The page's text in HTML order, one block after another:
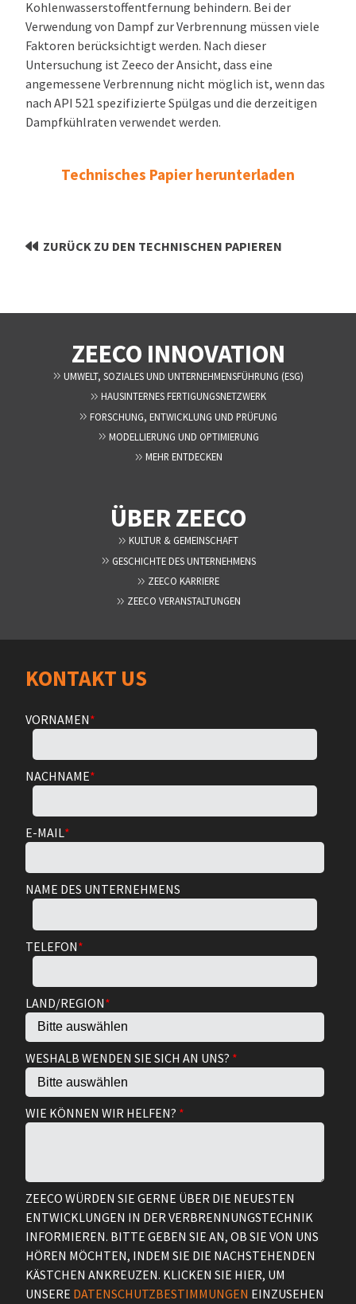
Kohlenwasserstoffentfernung behindern. Bei der
Verwendung von Dampf zur Verbrennung müssen viele
Faktoren berücksichtigt werden. Nach dieser
Untersuchung ist Zeeco der Ansicht, dass eine
angemessene Verbrennung nicht möglich ist, wenn das
nach API 521 spezifizierte Spülgas und die derzeitigen
Dampfkühlraten verwendet werden.
Technisches Papier herunterladen
ZURÜCK ZU DEN TECHNISCHEN PAPIEREN
ZEECO INNOVATION
UMWELT, SOZIALES UND UNTERNEHMENSFÜHRUNG (ESG)
HAUSINTERNES FERTIGUNGSNETZWERK
FORSCHUNG, ENTWICKLUNG UND PRÜFUNG
MODELLIERUNG UND OPTIMIERUNG
MEHR ENTDECKEN
ÜBER ZEECO
KULTUR & GEMEINSCHAFT
GESCHICHTE DES UNTERNEHMENS
ZEECO KARRIERE
ZEECO VERANSTALTUNGEN
KONTAKT US
VORNAMEN*
NACHNAME*
E-MAIL*
NAME DES UNTERNEHMENS
TELEFON*
LAND/REGION*
WESHALB WENDEN SIE SICH AN UNS? *
WIE KÖNNEN WIR HELFEN? *
ZEECO WÜRDEN SIE GERNE ÜBER DIE NEUESTEN
ENTWICKLUNGEN IN DER VERBRENNUNGSTECHNIK
INFORMIEREN. BITTE GEBEN SIE AN, OB SIE VON UNS
HÖREN MÖCHTEN, INDEM SIE DIE NACHSTEHENDEN
KÄSTCHEN ANKREUZEN. KLICKEN SIE HIER, UM
UNSERE DATENSCHUTZBESTIMMUNGEN EINZUSEHEN